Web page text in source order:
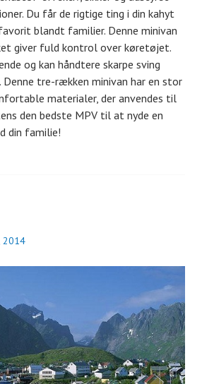
Du får de rigtige ting i din kahyt
blandt familier. Denne minivan
giver fuld kontrol over køretøjet.
og kan håndtere skarpe sving
tre-rækken minivan har en stor
materialer, der anvendes til
den bedste MPV til at nyde en
din familie!
2014